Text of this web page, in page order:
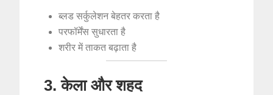
ब्लड सर्कुलेशन बेहतर करता है
परफॉर्मेंस सुधारता है
शरीर में ताकत बढ़ाता है
3. केला और शहद